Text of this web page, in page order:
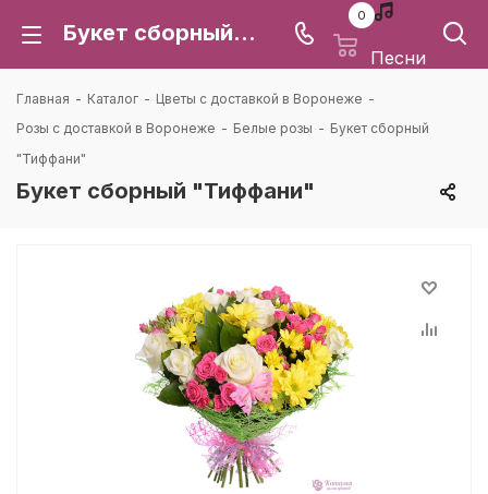
Букет сборный "Тиффани": цена и доставка в Воронеже | Каталея
0
Песни
Главная - Каталог - Цветы с доставкой в Воронеже -
Розы с доставкой в Воронеже - Белые розы - Букет сборный
"Тиффани"
Букет сборный "Тиффани"